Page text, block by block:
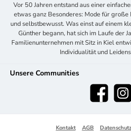
Vor 50 Jahren entstand aus einer
etwas ganz Besonderes: Mode für
und selbstbewusst. Was einst auf einem
Günther begann, hat sich im Laufe der
Familienunternehmen mit Sitz in Kiel
Individualität und
Unsere Communities
Facebook
Kontakt AGB Datenschutz